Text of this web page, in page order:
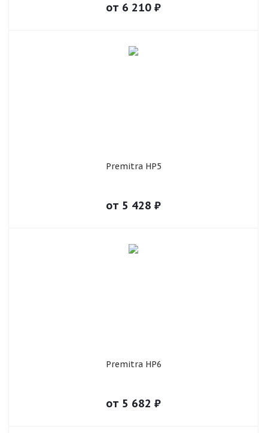
от 6 210 ₽
Premitra HP5
от 5 428 ₽
Premitra HP6
от 5 682 ₽